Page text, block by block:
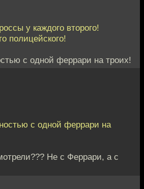
у каждого второго!
полицейского!
с одной феррари на троих!
с одной феррари на
Не с Феррари, а с